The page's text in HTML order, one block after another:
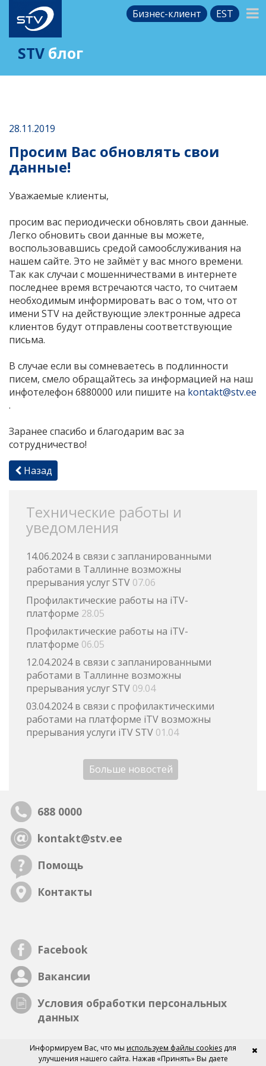
Бизнес-клиент EST
STV блог
28.11.2019
Просим Вас обновлять свои
данные!
Уважаемые клиенты,
просим вас периодически обновлять свои данные.
Легко обновить свои данные вы можете,
воспользовавшись средой самообслуживания на
нашем сайте. Это не займёт у вас много времени.
Так как случаи с мошенничествами в интернете
последнее время встречаются часто, то считаем
необходимым информировать вас о том, что от
имени STV на действующие электронные адреса
клиентов будут отправлены соответствующие
письма.
В случае если вы сомневаетесь в подлинности
писем, смело обращайтесь за информацией на наш
инфотелефон 6880000 или пишите на kontakt@stv.ee
.
Заранее спасибо и благодарим вас за
сотрудничество!
Назад
Технические работы и
уведомления
14.06.2024 в связи с запланированными
работами в Таллинне возможны
прерывания услуг STV 07.06
Профилактические работы на iTV-
платформе 28.05
Профилактические работы на iTV-
платформе 06.05
12.04.2024 в связи с запланированными
работами в Таллинне возможны
прерывания услуг STV 09.04
03.04.2024 в связи с профилактическими
работами на платформе iTV возможны
прерывания услуги iTV STV 01.04
Больше новостей
688 0000
kontakt@stv.ee
Помощь
Контакты
Facebook
Вакансии
Условия обработки персональных
данных
Информируем Вас, что мы используем файлы cookies для
улучшения нашего сайта. Нажав «Принять» Вы даете